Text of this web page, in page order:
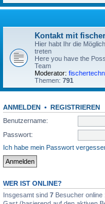
Kontakt mit
Hier habt Ihr die
treten
Here you have the
Team
Moderator:
Themen: 791
ANMELDEN • REGISTRIEREN
Benutzername:
Passwort:
Ich habe mein Passwort
WER IST ONLINE?
Insgesamt sind 7 Besucher online